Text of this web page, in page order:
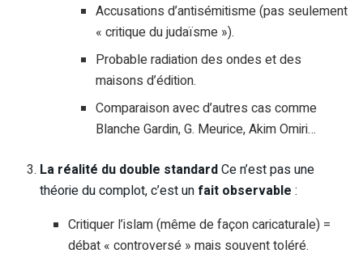
Accusations d’antisémitisme (pas seulement
« critique du judaïsme »).
Probable radiation des ondes et des
maisons d’édition.
Comparaison avec d’autres cas comme
Blanche Gardin, G. Meurice, Akim Omiri…
La réalité du double standardCe n’est pas une
théorie du complot, c’est un fait observable :
Critiquer l’islam (même de façon caricaturale) =
débat « controversé » mais souvent toléré.